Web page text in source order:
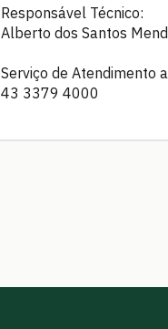
Responsável Técnico:
Alberto dos Santos
Serviço de Atendimento
43 3379 4000